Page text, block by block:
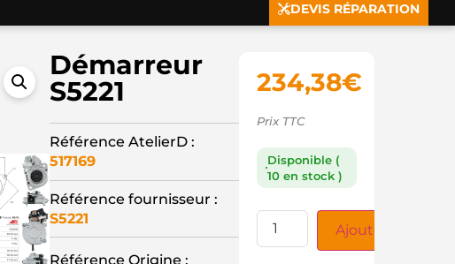
DEVIS RÉPARATION
Démarreur
S5221
Référence AtelierD :
517169
Référence fournisseur :
S5221
Référence Origine :
234,38€
Prix TTC
Disponible (
10 en stock )
Ajouter au